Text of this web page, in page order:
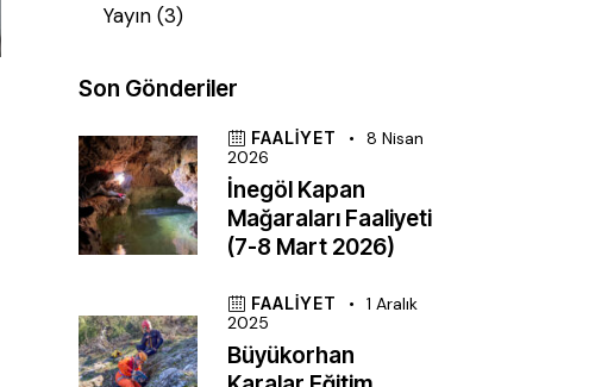
Yayın (3)
Son Gönderiler
FAALIYET
8 Nisan
2026
İnegöl Kapan
Mağaraları Faaliyeti
(7-8 Mart 2026)
FAALIYET
1 Aralık
2025
Büyükorhan